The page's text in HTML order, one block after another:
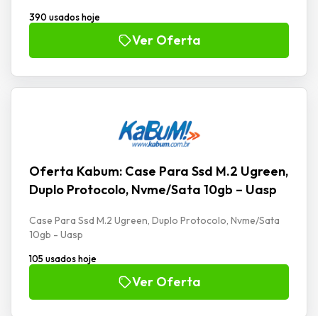
390 usados hoje
Ver Oferta
Oferta Kabum: Case Para Ssd M.2 Ugreen,
Duplo Protocolo, Nvme/Sata 10gb – Uasp
Case Para Ssd M.2 Ugreen, Duplo Protocolo, Nvme/Sata
10gb - Uasp
105 usados hoje
Ver Oferta